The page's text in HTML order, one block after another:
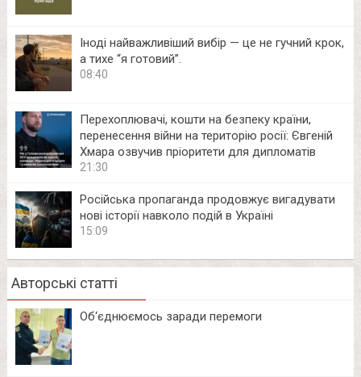
Іноді найважливіший вибір — це не гучний крок,
а тихе “я готовий”.
08:40
Перехоплювачі, кошти на безпеку країни,
перенесення війни на територію росії: Євгеній
Хмара озвучив пріоритети для дипломатів
21:30
Російська пропаганда продовжує вигадувати
нові історії навколо подій в Україні
15:09
Авторські статті
Об‘єднюємось заради перемоги